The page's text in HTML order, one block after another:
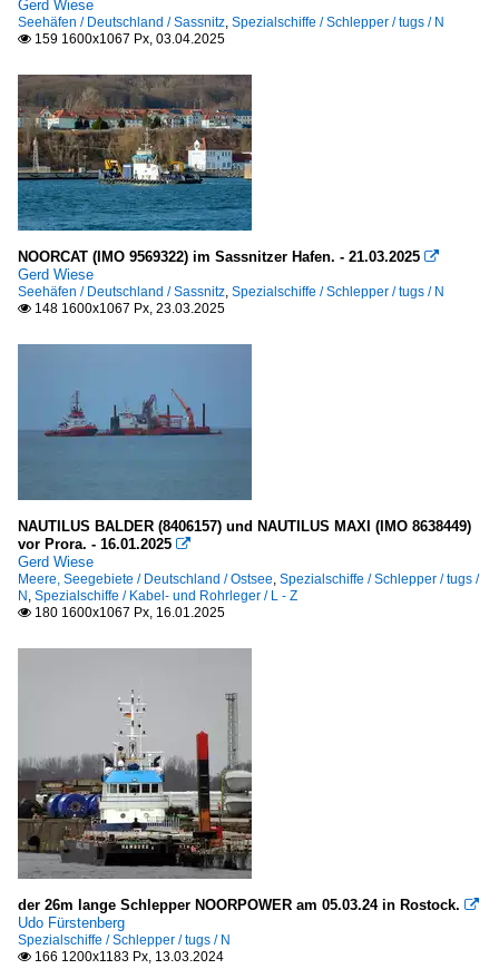
Gerd Wiese
Seehäfen / Deutschland / Sassnitz, Spezialschiffe / Schlepper / tugs / N
 159 1600x1067 Px, 03.04.2025
NOORCAT (IMO 9569322) im Sassnitzer Hafen. - 21.03.2025 
Gerd Wiese
Seehäfen / Deutschland / Sassnitz, Spezialschiffe / Schlepper / tugs / N
 148 1600x1067 Px, 23.03.2025
NAUTILUS BALDER (8406157) und NAUTILUS MAXI (IMO 8638449)
vor Prora. - 16.01.2025 
Gerd Wiese
Meere, Seegebiete / Deutschland / Ostsee, Spezialschiffe / Schlepper / tugs /
N , Spezialschiffe / Kabel- und Rohrleger / L - Z
 180 1600x1067 Px, 16.01.2025
der 26m lange Schlepper NOORPOWER am 05.03.24 in Rostock. 
Udo Fürstenberg
Spezialschiffe / Schlepper / tugs / N
 166 1200x1183 Px, 13.03.2024